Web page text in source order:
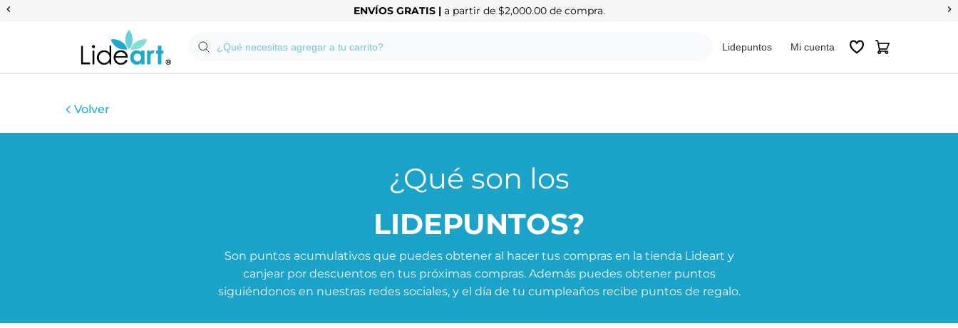
Anterior ENVÍOS GRATIS | a partir de $2,000.00 de compra.
Lidepuntos Mi cuenta
Volver
¿Qué son los
LIDEPUNTOS?
Son puntos acumulativos que puedes obtener al hacer tus compras en la tienda Lideart y
canjear por descuentos en tus próximas compras. Además puedes obtener puntos
siguiéndonos en nuestras redes sociales, y el día de tu cumpleaños recibe puntos de regalo.